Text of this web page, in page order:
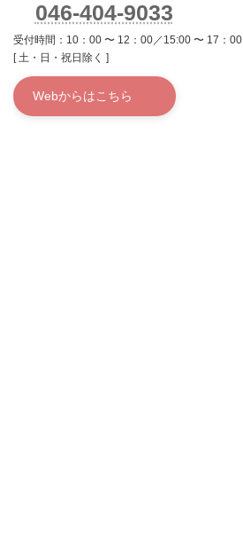
046-404-9033
受付時間：10：00 〜 12：00／15:00 〜 17：00
[ 土・日・祝日除く ]
Webからはこちら